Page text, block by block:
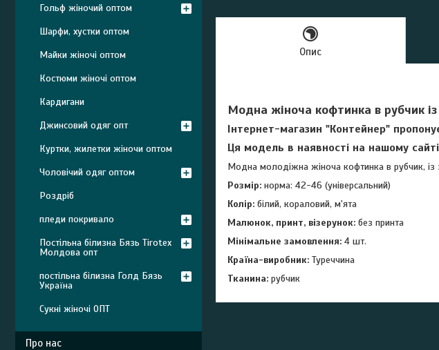
Опис
Модна жіноча кофтинка в рубчик
Інтернет-магазин "Контейнер"
Ця модель в наявності на нашому
Модна молодіжна жіноча кофтинка в рубчик, із
Розмір: норма: 42-46 (універсальний)
Колір: білий, кораловий, м'ята
Малюнок, принт, візерунок: без принта
Мінімальне замовлення: 4 шт.
Країна-виробник: Туреччина
Тканина: рубчик
Гольф жіночий оптом
Шарфи, хустки оптом
Майки жіночі оптом
Костюми жіночі оптом
Кардигани
Джинсовий одяг опт
Куртки, жилетки жіночи оптом
Чоловічий одяг оптом
Роздріб
пледи покривало
Постільна білизна Бязь Tirotex
Молдова опт
постільна білизна Голд Бязь
Україна
Сукні жіночі ОПТ
Про нас